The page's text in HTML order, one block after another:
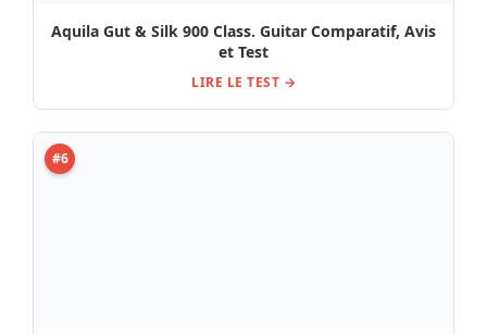
Aquila Gut & Silk 900 Class. Guitar Comparatif, Avis
et Test
LIRE LE TEST →
#6